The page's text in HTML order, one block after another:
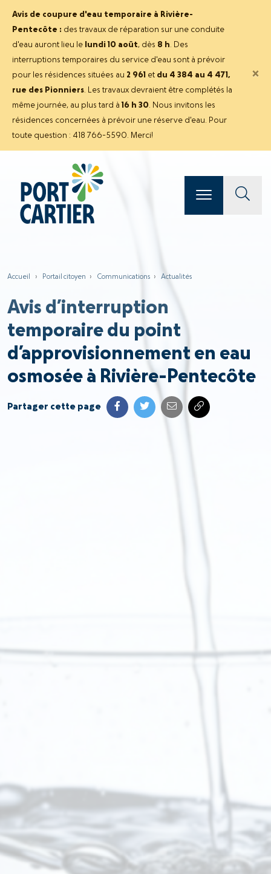
Avis de coupure d'eau temporaire à Rivière-
Pentecôte : des travaux de réparation sur une conduite
d'eau auront lieu le
lundi 10 août, dès 8 h. Des
interruptions temporaires du service d'eau sont à prévoir
pour les résidences situées au 2 961 et du 4 384 au 4 471,
rue des Pionniers. Les travaux devraient être complétés la
même journée, au plus tard à 16 h 30. Nous invitons les
résidences concernées à prévoir une réserve d'eau. Pour
toute question : 418 766-5590. Merci!
×
Accueil › Portail citoyen › Communications › Actualités
Avis d’interruption
temporaire du point
d’approvisionnement en eau
osmosée à Rivière-Pentecôte
Partager cette page